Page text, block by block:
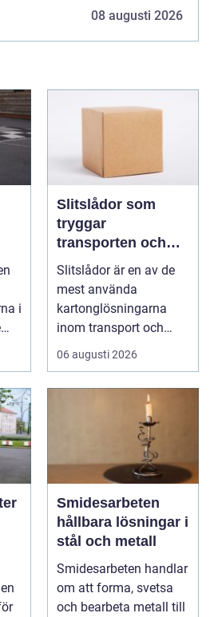
att slippa dyra akuta08 augusti 2026
i
Slitslådor som
tryggar
transporten och
stärker varumärket
Slitslådor är en av de
mest använda
kartonglösningarna
inom transport och
06 augusti 2026
Smidesarbeten
hållbara lösningar i
stål och metall
Smidesarbeten handlar
om att forma, svetsa
och bearbeta metall till